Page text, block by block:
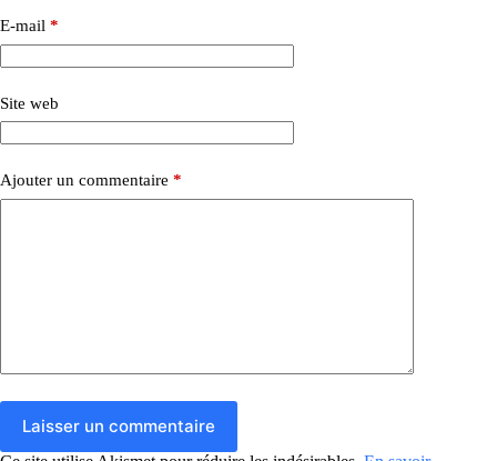
E-mail *
Site web
Ajouter un commentaire *
Laisser un commentaire